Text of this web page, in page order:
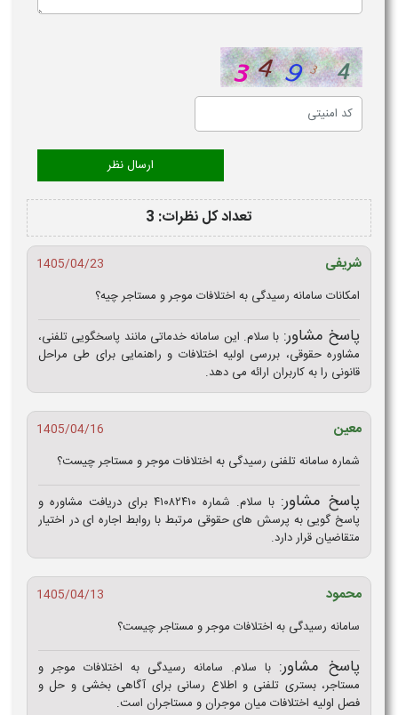
تعداد کل نظرات: 3
شریفی
1405/04/23
امکانات سامانه رسیدگی به اختلافات موجر و مستاجر چیه؟
پاسخ مشاور: با سلام. این سامانه خدماتی مانند پاسخگویی تلفنی،
مشاوره حقوقی، بررسی اولیه اختلافات و راهنمایی برای طی مراحل
قانونی را به کاربران ارائه می‌ دهد.
معین
1405/04/16
شماره سامانه تلفنی رسیدگی به اختلافات موجر و مستاجر چیست؟
پاسخ مشاور:
با سلام. شماره ۴۱۰۸۲۴۱۰ برای دریافت مشاوره و
پاسخ‌ گویی به پرسش‌ های حقوقی مرتبط با روابط اجاره‌ ای در اختیار
متقاضیان قرار دارد.
محمود
1405/04/13
سامانه رسیدگی به اختلافات موجر و مستاجر چیست؟
پاسخ مشاور: با سلام. سامانه رسیدگی به اختلافات موجر و
مستاجر، بستری تلفنی و اطلاع‌ رسانی برای آگاهی‌ بخشی و حل‌ و
فصل اولیه اختلافات میان موجران و مستاجران است.